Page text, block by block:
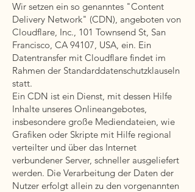
Wir setzen ein so genanntes "Content
Delivery Network" (CDN), angeboten von
Cloudflare, Inc., 101 Townsend St, San
Francisco, CA 94107, USA, ein. Ein
Datentransfer mit Cloudflare findet im
Rahmen der Standarddatenschutzklauseln
statt.
Ein CDN ist ein Dienst, mit dessen Hilfe
Inhalte unseres Onlineangebotes,
insbesondere große Mediendateien, wie
Grafiken oder Skripte mit Hilfe regional
verteilter und über das Internet
verbundener Server, schneller ausgeliefert
werden. Die Verarbeitung der Daten der
Nutzer erfolgt allein zu den vorgenannten